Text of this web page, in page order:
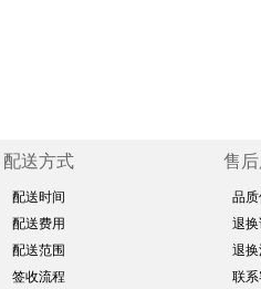
配送方式
配送时间
配送费用
配送范围
签收流程
售
品
退换
退换
联系